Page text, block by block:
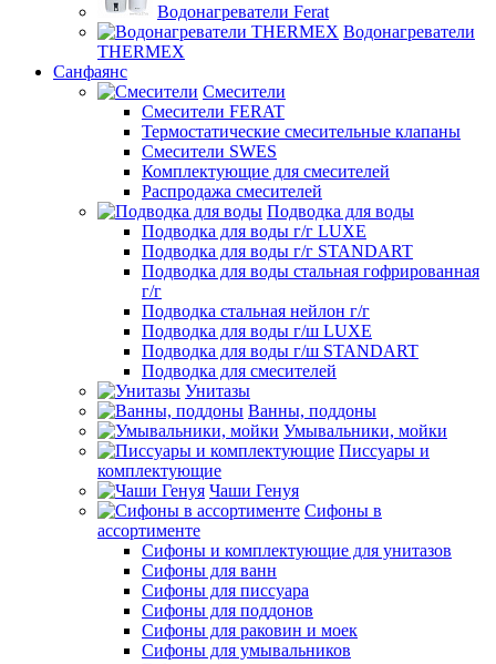
Водонагреватели Ferat
Водонагреватели
THERMEX
Санфаянс
Смесители
Смесители FERAT
Термостатические смесительные клапаны
Смесители SWES
Комплектующие для смесителей
Распродажа смесителей
Подводка для воды
Подводка для воды г/г LUXE
Подводка для воды г/г STANDART
Подводка для воды стальная гофрированная
г/г
Подводка стальная нейлон г/г
Подводка для воды г/ш LUXE
Подводка для воды г/ш STANDART
Подводка для смесителей
Унитазы
Ванны, поддоны
Умывальники, мойки
Писсуары и
комплектующие
Чаши Генуя
Сифоны в
ассортименте
Сифоны и комплектующие для унитазов
Сифоны для ванн
Сифоны для писсуара
Сифоны для поддонов
Сифоны для раковин и моек
Сифоны для умывальников